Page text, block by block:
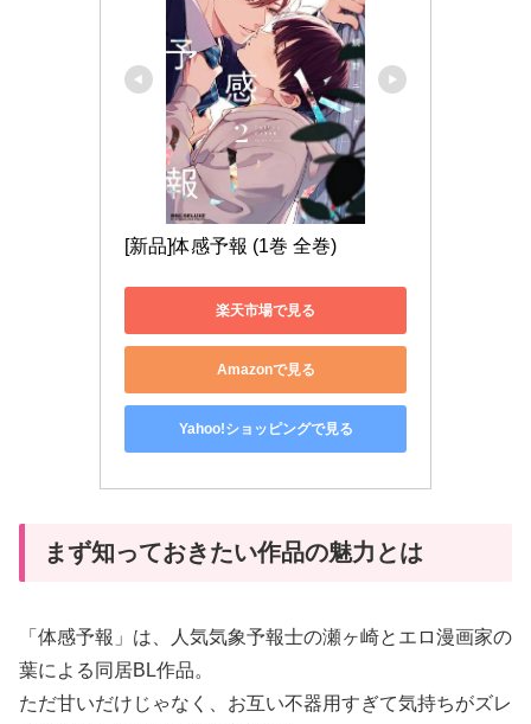
[新品]体感予報 (1巻 全巻)
楽天市場で見る
Amazonで見る
Yahoo!ショッピングで見る
まず知っておきたい作品の魅力とは
「体感予報」は、人気気象予報士の瀬ヶ崎とエロ漫画家の
葉による同居BL作品。
ただ甘いだけじゃなく、お互い不器用すぎて気持ちがズレ